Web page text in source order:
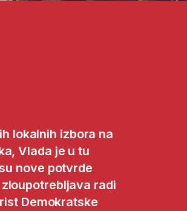
lokalnih izbora na
Vlada je u tu
nove potvrde
radi
Demokratske